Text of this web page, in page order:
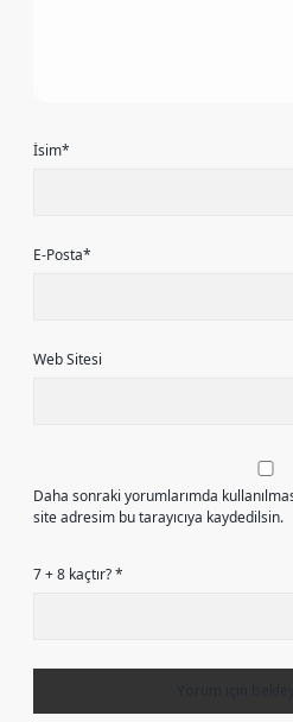
İsim*
E-Posta*
Web Sitesi
Daha sonraki yorumlarımda
site adresim bu tarayıcıya kaydedilsin.
7 + 8 kaçtır?*